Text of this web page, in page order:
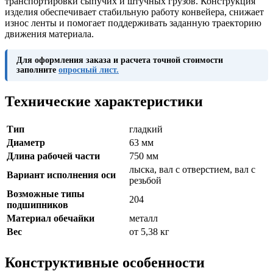
изделия обеспечивает стабильную работу конвейера, снижает
износ ленты и помогает поддерживать заданную траекторию
движения материала.
Для оформления заказа и расчета точной стоимости
заполните опросный лист.
Технические характеристики
Тип
гладкий
Диаметр
63 мм
Длина рабочей части
750 мм
Вариант исполнения оси
лыска, вал с отверстием, вал с
резьбой
Возможные типы
подшипников
204
Материал обечайки
металл
Вес
от 5,38 кг
Конструктивные особенности